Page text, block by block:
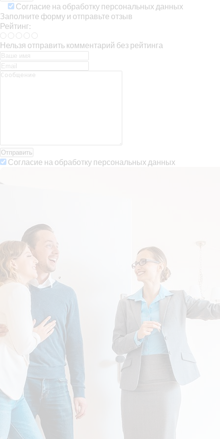
Согласие на обработку персональных данных
Заполните форму и отправьте отзыв
Рейтинг:
Нельзя отправить комментарий без рейтинга
Отправить
Согласие на обработку персональных данных